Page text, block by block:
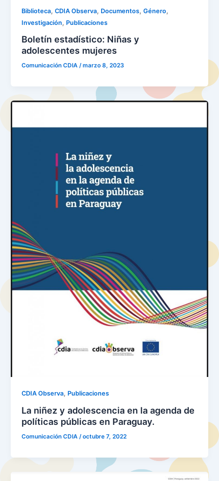
Biblioteca,CDIA Observa, Documentos,Género,
Investigación, Publicaciones
Boletín estadístico: Niñas y
adolescentes mujeres
Comunicación CDIA/marzo 8, 2023
CDIA Observa, Publicaciones
La niñez y adolescencia en la agenda de
políticas públicas en Paraguay.
Comunicación CDIA/octubre 7, 2022